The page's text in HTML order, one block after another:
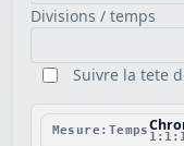
Divisions / temps
Suivre la tete
Mesure:Temps